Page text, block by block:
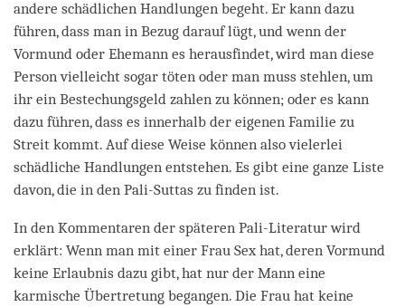
andere schädlichen Handlungen begeht. Er kann dazu
führen, dass man in Bezug darauf lügt, und wenn der
Vormund oder Ehemann es herausfindet, wird man diese
Person vielleicht sogar töten oder man muss stehlen, um
ihr ein Bestechungsgeld zahlen zu können; oder es kann
dazu führen, dass es innerhalb der eigenen Familie zu
Streit kommt. Auf diese Weise können also vielerlei
schädliche Handlungen entstehen. Es gibt eine ganze Liste
davon, die in den Pali-Suttas zu finden ist.
In den Kommentaren der späteren Pali-Literatur wird
erklärt: Wenn man mit einer Frau Sex hat, deren Vormund
keine Erlaubnis dazu gibt, hat nur der Mann eine
karmische Übertretung begangen. Die Frau hat keine